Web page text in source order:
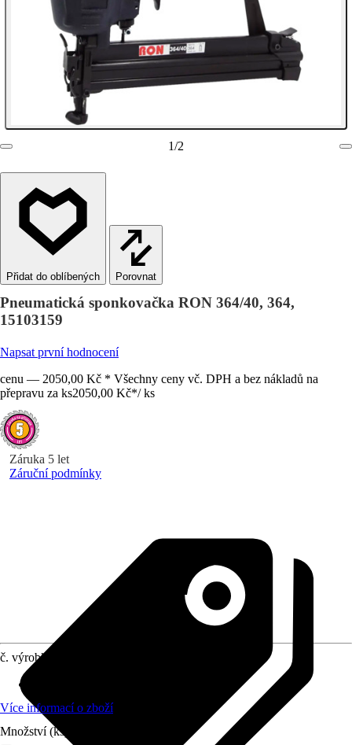
1/2
Porovnat
Pneumatická sponkovačka RON 364/40, 364,
15103159
Napsat první hodnocení
cenu — 2050,00 Kč * Všechny ceny vč. DPH a bez nákladů na
přepravu za ks2050,00 Kč*/ ks
Záruka 5 let
Záruční podmínky
č. výrobku
Více informací o zboží
Množství (ks)